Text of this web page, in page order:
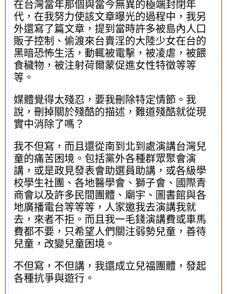
在台灣當年那個與當今無異的極端封閉年
代，在我努力使該文章曝光的過程中，我另
外還寫了篇文章，提到當時許多被島內人口
販子控制、偷渡來台賣淫的大陸少女在台的
黑暗恐怖生活，動輒被電擊，被凌虐，被餵
食穢物，被注射荷爾蒙促進女性特徵等等
等。
媒體覺得太殘忍，要我刪除特定情節。我
說，刪掉關於殘酷的描述，難道殘酷就從現
實中消除了嗎？
我不但寫，而且還從南到北到處演講台灣兒
童的痛苦困境。包括黨外各種群眾聚會演
講，或是政見發表會助選員助講，或各級學
校學生社團、各地醫學會、獅子會、國際青
商會以及許多民間團體、廟宇、圖書館與各
地廣播電台等等等，人家邀我去演講我就
去，來者不拒。而且我一毛錢演講費或車馬
費都不要，只希望人們關注弱勢兒童，善待
兒童，改變兒童困境。
不但寫，不但講，我還成立兒福團體，發起
各種抗爭與遊行。